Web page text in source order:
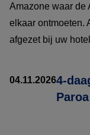
Amazone waar de
elkaar ontmoeten.
afgezet bij uw
04.11.20264-